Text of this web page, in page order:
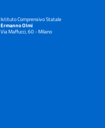
Istituto Comprensivo Statale
Ermanno Olmi
Via Maffucci, 60 - Milano
— Visita la pagina iniziale della scuola